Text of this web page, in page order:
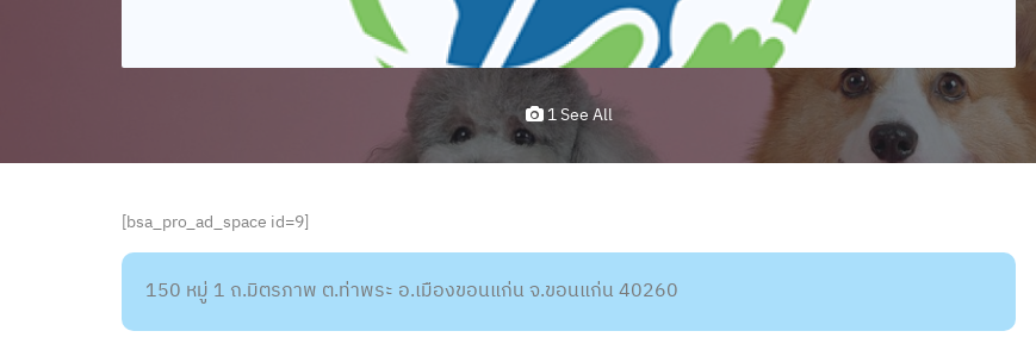
1 See All
[bsa_pro_ad_space id=9]
150 หมู่ 1 ถ.มิตรภาพ ต.ท่าพระ อ.เมืองขอนแก่น จ.ขอนแก่น 40260